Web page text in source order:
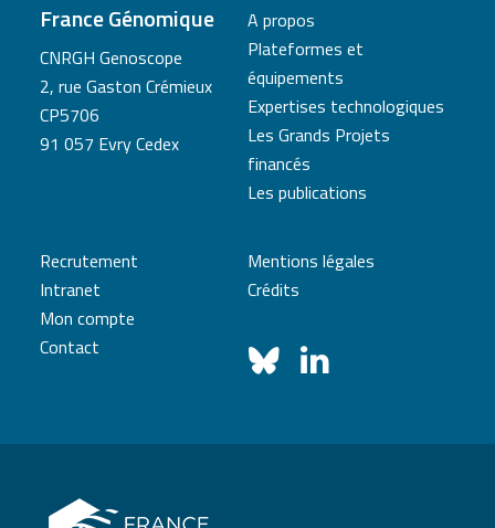
France Génomique
CNRGH Genoscope
2, rue Gaston Crémieux
CP5706
91 057 Evry Cedex
A propos
Plateformes et
équipements
Expertises technologiques
Les Grands Projets
financés
Les publications
Recrutement
Intranet
Mon compte
Contact
Mentions légales
Crédits